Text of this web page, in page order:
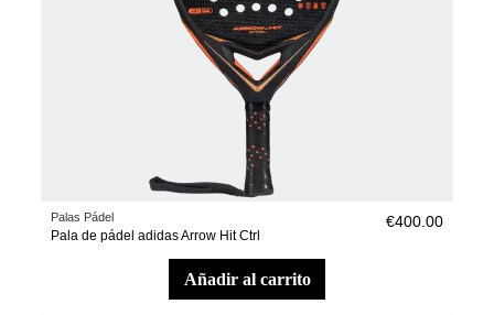
Palas Pádel
Pala de pádel adidas Arrow Hit Ctrl
€400.00
añadir al carrito